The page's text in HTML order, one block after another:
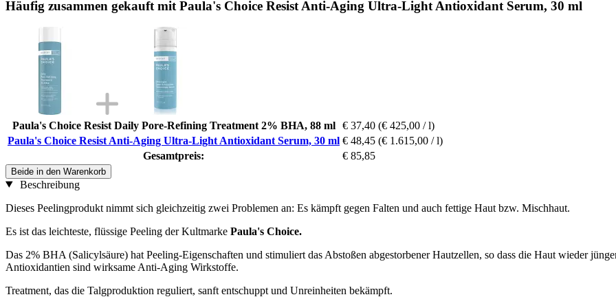
Häufig zusammen gekauft mit Paula's Choice Resist Anti-Aging Ultra-Light Antioxidant Serum, 30 ml
Paula's Choice Resist Daily Pore-Refining Treatment 2% BHA, 88 ml € 37,40 (€ 425,00 / l)
Paula's Choice Resist Anti-Aging Ultra-Light Antioxidant Serum, 30 ml € 48,45 (€ 1.615,00 / l)
Gesamtpreis:
€ 85,85
Beide in den Warenkorb
Beschreibung
Dieses Peelingprodukt nimmt sich gleichzeitig zwei Problemen an: Es kämpft gegen Falten und auch fettige Haut bzw. Mischhaut.
Es ist das leichteste, flüssige Peeling der Kultmarke Paula's Choice.
Das 2% BHA (Salicylsäure) hat Peeling-Eigenschaften und stimuliert das Abstoßen abgestorbener Hautzellen, so dass die Haut wieder
Antioxidantien sind wirksame Anti-Aging Wirkstoffe.
Treatment, das die Talgproduktion reguliert, sanft entschuppt und Unreinheiten bekämpft.